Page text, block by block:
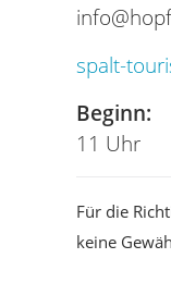
spalt-
Beginn:
11 Uhr
Für die
keine